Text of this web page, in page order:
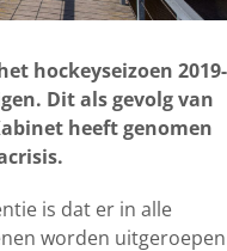
hockeyseizoen 2019-
Dit als gevolg van
heeft genomen
is dat er in alle
worden uitgeroepen